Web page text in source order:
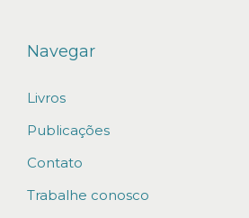
Navegar
Livros
Publicações
Contato
Trabalhe conosco